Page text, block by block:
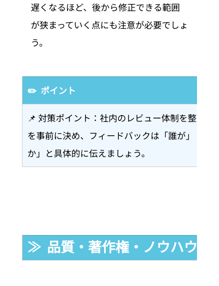
遅くなるほど、後から修正できる範囲
が狭まっていく点にも注意が必要でしょ
う。
✏️  ポイント
📌 対策ポイント：社内のレビュー体制を整えて
を事前に決め、フィードバックは「誰が」「ど
か」と具体的に伝えましょう。
≫  品質・著作権・ノウハウに